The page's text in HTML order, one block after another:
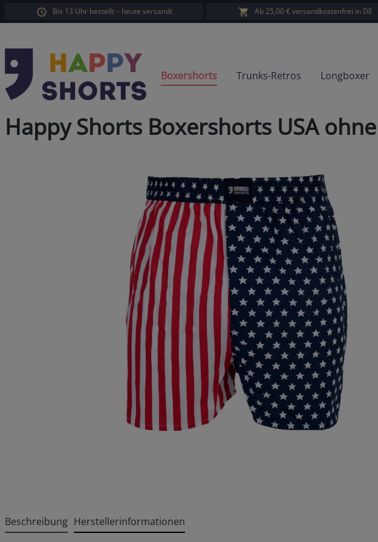
Zur Hauptnavigation springen
Bis 13 Uhr bestellt – heute versandt Ab 25,00 € versandkostenfrei in DE
Boxershorts Trunks-Retros Longboxer
Happy Shorts Boxershorts USA
Beschreibung Herstellerinformationen